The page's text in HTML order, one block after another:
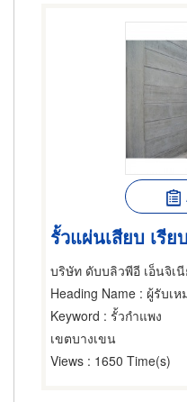
บริษัท ดับบลิวพีอี เอ็นจิเ
Heading Name : ผู้รับเห
Keyword : รั้วกำแพง
เขตบางเขน
Views : 1650 Time(s)